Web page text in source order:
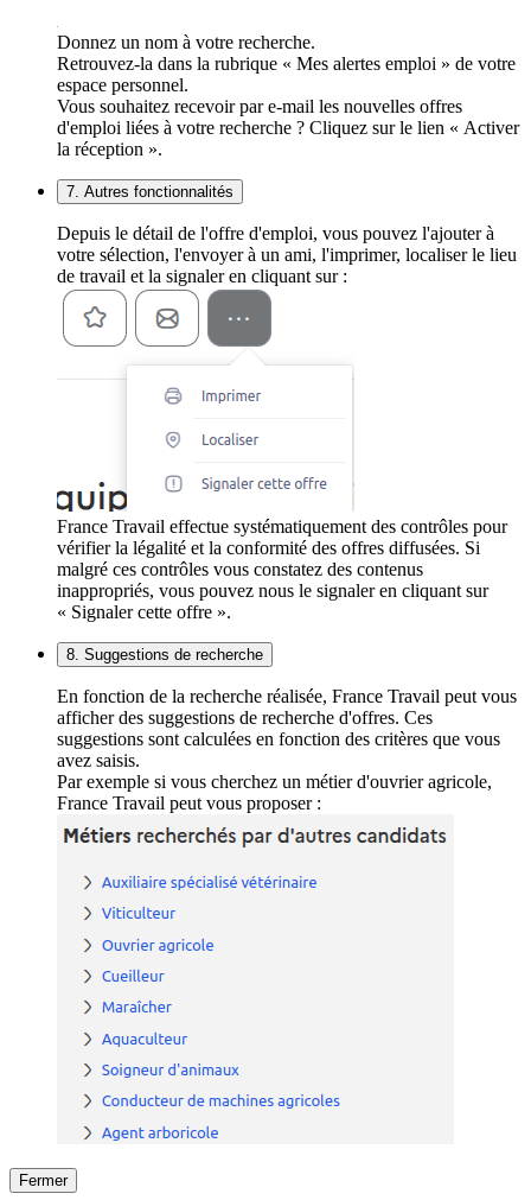
Donnez un nom à votre recherche.
Retrouvez-la dans la rubrique « Mes alertes emploi » de votre
espace personnel.
Vous souhaitez recevoir par e-mail les nouvelles offres
d'emploi liées à votre recherche ? Cliquez sur le lien « Activer
la réception ».
7. Autres fonctionnalités
Depuis le détail de l'offre d'emploi, vous pouvez l'ajouter à
votre sélection, l'envoyer à un ami, l'imprimer, localiser le lieu
de travail et la signaler en cliquant sur :
France Travail effectue systématiquement des contrôles pour
vérifier la légalité et la conformité des offres diffusées. Si
malgré ces contrôles vous constatez des contenus
inappropriés, vous pouvez nous le signaler en cliquant sur
« Signaler cette offre ».
8. Suggestions de recherche
En fonction de la recherche réalisée, France Travail peut vous
afficher des suggestions de recherche d'offres. Ces
suggestions sont calculées en fonction des critères que vous
avez saisis.
Par exemple si vous cherchez un métier d'ouvrier agricole,
France Travail peut vous proposer :
Fermer